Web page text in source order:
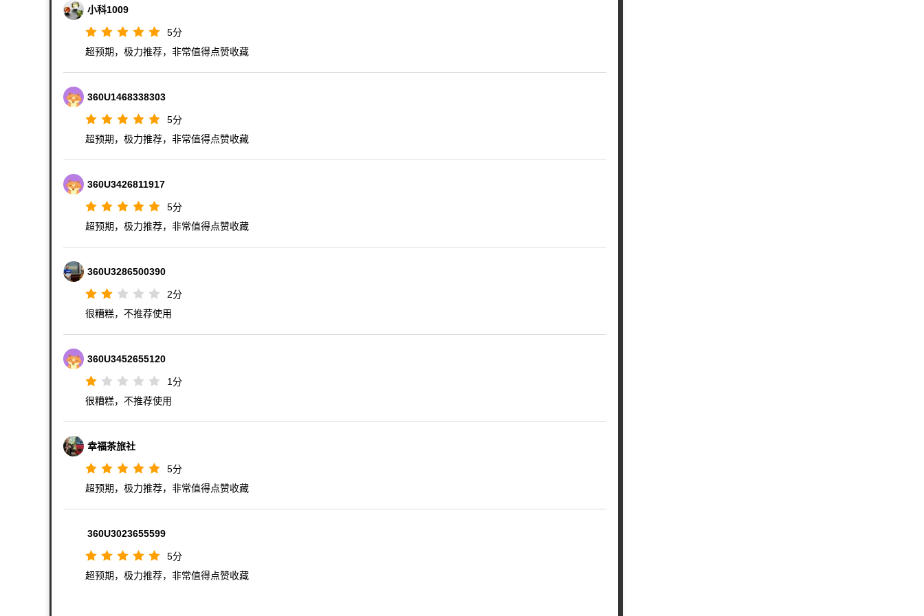
小科1009
5分
超预期，极力推荐，非常值得点赞收藏
360U1468338303
5分
超预期，极力推荐，非常值得点赞收藏
360U3426811917
5分
超预期，极力推荐，非常值得点赞收藏
360U3286500390
2分
很糟糕，不推荐使用
360U3452655120
1分
很糟糕，不推荐使用
幸福茶旅社
5分
超预期，极力推荐，非常值得点赞收藏
360U3023655599
5分
超预期，极力推荐，非常值得点赞收藏